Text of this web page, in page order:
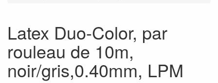
Latex Duo-Color, par
rouleau de 10m,
noir/gris,0.40mm, LPM